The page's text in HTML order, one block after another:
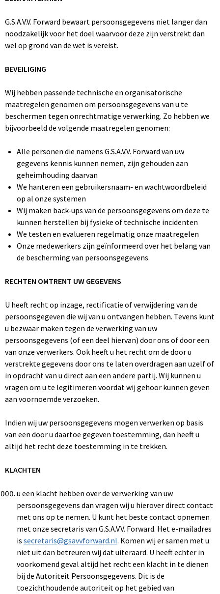
G.S.A.V.V. Forward bewaart persoonsgegevens niet langer dan
noodzakelijk voor het doel waarvoor deze zijn verstrekt dan
wel op grond van de wet is vereist.
BEVEILIGING
Wij hebben passende technische en organisatorische
maatregelen genomen om persoonsgegevens van u te
beschermen tegen onrechtmatige verwerking. Zo hebben we
bijvoorbeeld de volgende maatregelen genomen:
Alle personen die namens G.S.A.V.V. Forward van uw
gegevens kennis kunnen nemen, zijn gehouden aan
geheimhouding daarvan
We hanteren een gebruikersnaam- en wachtwoordbeleid
op al onze systemen
Wij maken back-ups van de persoonsgegevens om deze te
kunnen herstellen bij fysieke of technische incidenten
We testen en evalueren regelmatig onze maatregelen
Onze medewerkers zijn geïnformeerd over het belang van
de bescherming van persoonsgegevens.
RECHTEN OMTRENT UW GEGEVENS
U heeft recht op inzage, rectificatie of verwijdering van de
persoonsgegeven die wij van u ontvangen hebben. Tevens kunt
u bezwaar maken tegen de verwerking van uw
persoonsgegevens (of een deel hiervan) door ons of door een
van onze verwerkers. Ook heeft u het recht om de door u
verstrekte gegevens door ons te laten overdragen aan uzelf of
in opdracht van u direct aan een andere partij. Wij kunnen u
vragen om u te legitimeren voordat wij gehoor kunnen geven
aan voornoemde verzoeken.
Indien wij uw persoonsgegevens mogen verwerken op basis
van een door u daartoe gegeven toestemming, dan heeft u
altijd het recht deze toestemming in te trekken.
KLACHTEN
u een klacht hebben over de verwerking van uw
persoonsgegevens dan vragen wij u hierover direct contact
met ons op te nemen. U kunt het beste contact opnemen
met onze secretaris van G.S.A.V.V. Forward. Het e-mailadres
is secretaris@gsavvforward.nl. Komen wij er samen met u
niet uit dan betreuren wij dat uiteraard. U heeft echter in
voorkomend geval altijd het recht een klacht in te dienen
bij de Autoriteit Persoonsgegevens. Dit is de
toezichthoudende autoriteit op het gebied van